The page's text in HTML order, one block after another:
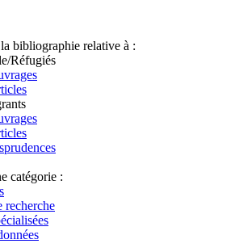
bibliographie relative à :
Réfugiés
catégorie :
recherche